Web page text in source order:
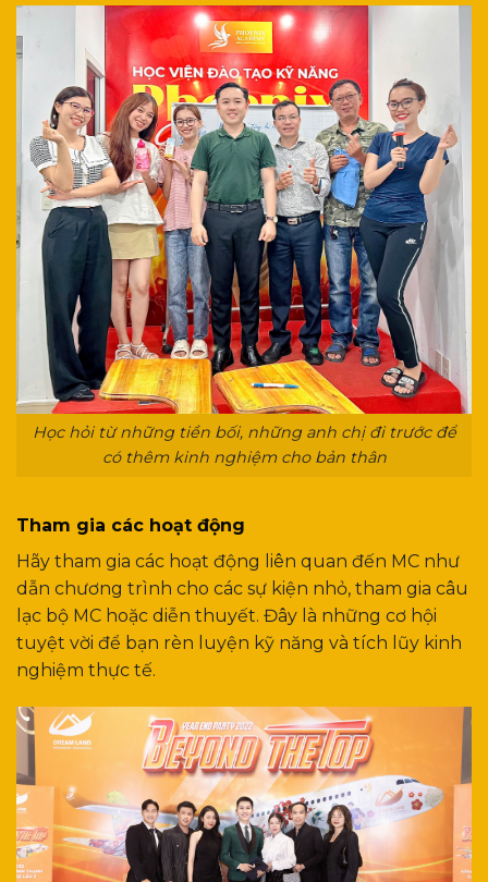
Học hỏi từ những tiền bối, những anh chị đi trước để
có thêm kinh nghiệm cho bản thân
Tham gia các hoạt động
Hãy tham gia các hoạt động liên quan đến MC như
dẫn chương trình cho các sự kiện nhỏ, tham gia câu
lạc bộ MC hoặc diễn thuyết. Đây là những cơ hội
tuyệt vời để bạn rèn luyện kỹ năng và tích lũy kinh
nghiệm thực tế.